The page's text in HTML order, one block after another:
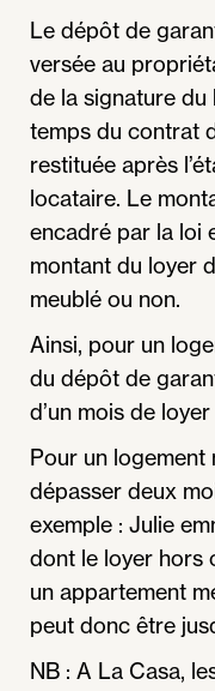
Le dépôt de
versée au
de la signature
temps du contrat
restituée après
locataire. Le
encadré par la loi
montant du loyer
meublé ou non.
Ainsi, pour un
du dépôt de
d’un mois de
Pour un logement
dépasser deux
exemple : Julie
dont le loyer hors
un appartement
peut donc être
NB : A La Casa,